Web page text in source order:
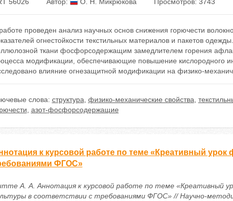
проведен анализ научных основ снижения горючести
огнестойкости текстильных материалов и пакетов
ткани фосфорсодержащим замедлителем горения
модификации, обеспечивающие повышение кислородного
влияние огнезащитной модификации на физико-
слова: структура физико-механические свойства
азот-фосфорсодержащие
к курсовой работе по теме «Креативный урок
ФГОС»
А. А. Аннотация к курсовой работе по теме «Креативный
в соответствии с требованиями ФГОС» // Научно-